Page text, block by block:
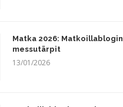
Matka 2026: Matkoillablogin
messutärpit
13/01/2026